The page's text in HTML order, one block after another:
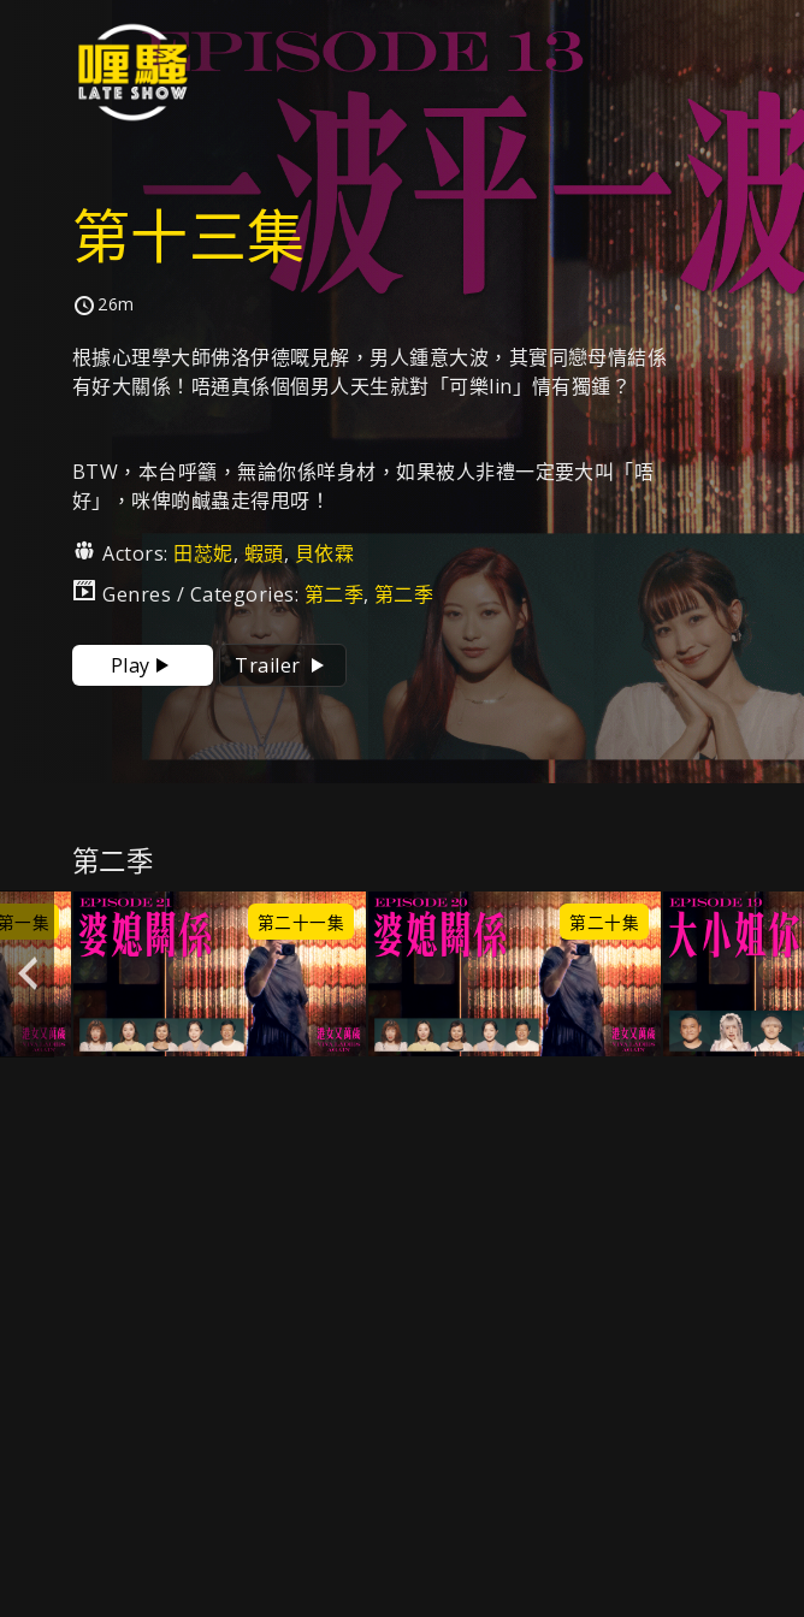
第十三集
26m
根據心理學大師佛洛伊德嘅見解，男人鍾意大波，其實同戀母情結係
有好大關係！唔通真係個個男人天生就對「可樂lin」情有獨鍾？
BTW，本台呼籲，無論你係咩身材，如果被人非禮一定要大叫「唔
好」，咪俾啲鹹蟲走得甩呀！
Actors: 田蕊妮, 蝦頭, 貝依霖
Genres / Categories: 第二季, 第二季
Play Trailer
第二季
一集 第二十一集 第二十集